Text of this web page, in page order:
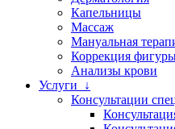
Капельницы
Массаж
Мануальная
Коррекция
Анализы крови
Услуги ↓
Консультации